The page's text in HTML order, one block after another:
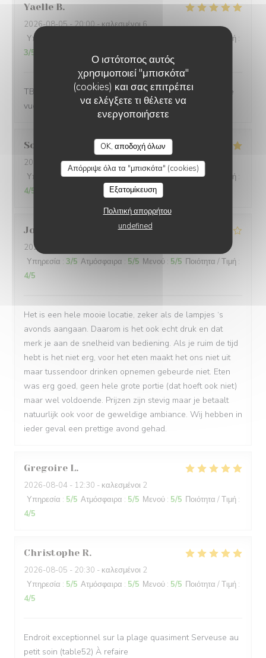
Ο ιστότοπος αυτός
χρησιμοποιεί "μπισκότα"
(cookies) και σας επιτρέπει
να ελέγξετε τι θέλετε να
ενεργοποιήσετε
OK, αποδοχή όλων
Απόρριψε όλα τα "μπισκότα" (cookies)
Εξατομίκευση
Πολιτική απορρήτου
undefined
Yaelle B
2026-08-05- 20:00 - καλεσμένοι 6
Υπηρεσία
Ποιότητα / Τιμή :
3/5
TB service de Lise. Bonne ambiance. Bonne pizza. Belle
vue.
Sonia
2026-08-05- 19:00 - καλεσμένοι 2
Υπηρεσία :5/5 Ατμόσφαιρα:5/5 Μενού:5/5 Ποιότητα / Τιμή :
4/5
Jos
2026-08-05
Υπηρεσία : 3/5 Ατμόσφαιρα : 5/5 Μενού : 5/5 Ποιότητα / Τιμή :
4/5
Het is een hele mooie locatie, zeker als de lampjes ‘s
avonds aangaan. Daarom is het ook echt druk en dat
merk je aan de snelheid van bediening. Als je ruim de tijd
hebt is het niet erg, voor het eten maakt het ons niet uit
maar tussendoor drinken opnemen gebeurde niet. Eten
was erg goed, geen hele grote portie (dat hoeft ook niet)
maar wel voldoende. Prijzen zijn stevig maar je betaalt
natuurlijk ook voor de geweldige ambiance. Wij hebben in
ieder geval een prettige avond gehad.
Gregoire L
2026-08-04 - 12:30 - καλεσμένοι 2
Υπηρεσία : 5/5 Ατμόσφαιρα : 5/5 Μενού : 5/5 Ποιότητα / Τιμή :
4/5
Christophe R
2026-08-05 - 20:30 - καλεσμένοι 2
Υπηρεσία : 5/5 Ατμόσφαιρα : 5/5 Μενού : 5/5 Ποιότητα / Τιμή :
4/5
Endroit exceptionnel sur la plage quasiment Serveuse au
petit soin (table52) À refaire
LA PLAGE DE L'ÎLE D'OR